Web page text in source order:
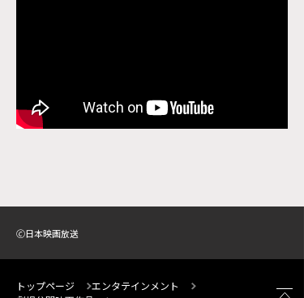
🄫日本映画放送
トップページ
エンタテインメント